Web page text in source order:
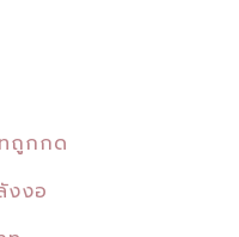
ถูกกด
งงอ